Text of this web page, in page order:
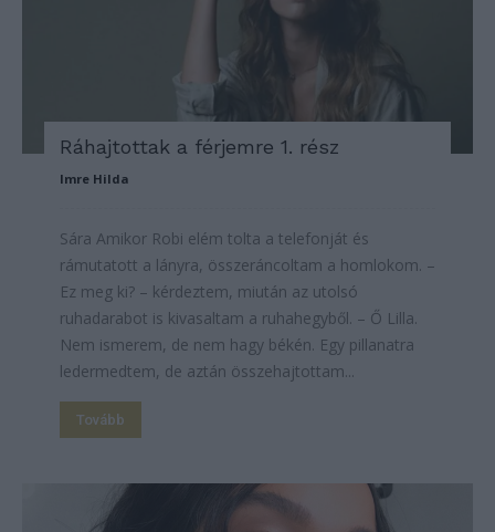
Ráhajtottak a férjemre 1. rész
Imre Hilda
Sára Amikor Robi elém tolta a telefonját és
rámutatott a lányra, összeráncoltam a homlokom. –
Ez meg ki? – kérdeztem, miután az utolsó
ruhadarabot is kivasaltam a ruhahegyből. – Ő Lilla.
Nem ismerem, de nem hagy békén. Egy pillanatra
ledermedtem, de aztán összehajtottam...
Tovább